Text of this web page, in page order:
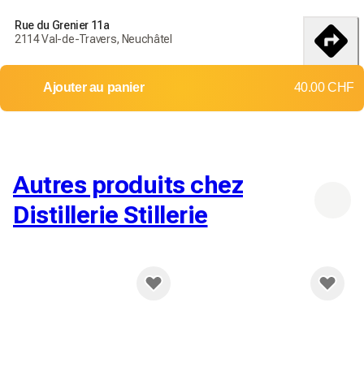
Commandez aujourd'hui pour recevoir vos produits d'ici le
18-25 débembre
Rue du Grenier 11a
2114 Val-de-Travers, Neuchâtel
itinéraire
Ajouter au panier 40.00 CHF
Autres produits chez
Distillerie Stillerie